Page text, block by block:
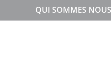
QUI SOMMES